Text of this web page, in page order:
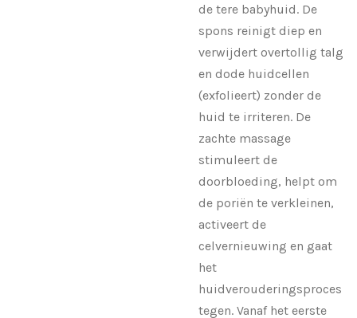
de tere babyhuid. De
spons reinigt diep en
verwijdert overtollig talg
en dode huidcellen
(exfolieert) zonder de
huid te irriteren. De
zachte massage
stimuleert de
doorbloeding, helpt om
de poriën te verkleinen,
activeert de
celvernieuwing en gaat
het
huidverouderingsproces
tegen. Vanaf het eerste